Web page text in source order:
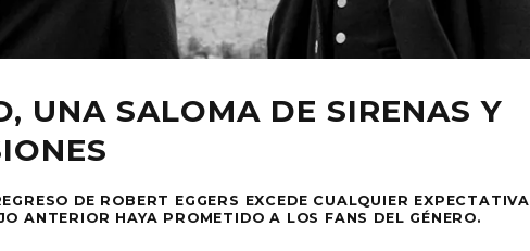
UNA SALOMA DE SIRENAS Y
DE ROBERT EGGERS EXCEDE CUALQUIER EXPECTATIVA
ANTERIOR HAYA PROMETIDO A LOS FANS DEL GÉNERO.